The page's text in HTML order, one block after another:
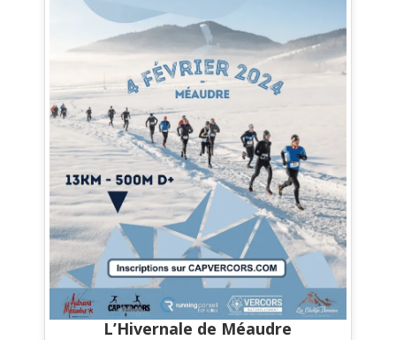
L’Hivernale de Méaudre